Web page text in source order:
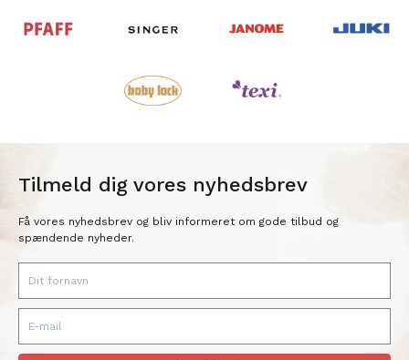
Tilmeld dig vores nyhedsbrev
Få vores nyhedsbrev og bliv informeret om gode tilbud og
spændende nyheder.